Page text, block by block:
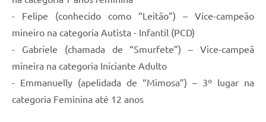
- Felipe (conhecido como “Leitão”) – Vice-campeão
mineiro na categoria Autista - Infantil (PCD)
- Gabriele (chamada de “Smurfete”) – Vice-campeã
mineira na categoria Iniciante Adulto
- Emmanuelly (apelidada de “Mimosa”) – 3º lugar na
categoria Feminina até 12 anos